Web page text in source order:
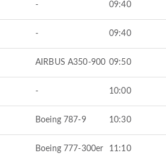
- 09:40
- 09:40
AIRBUS A350-900 09:50
- 10:00
Boeing 787-9 10:30
Boeing 777-300er 11:10